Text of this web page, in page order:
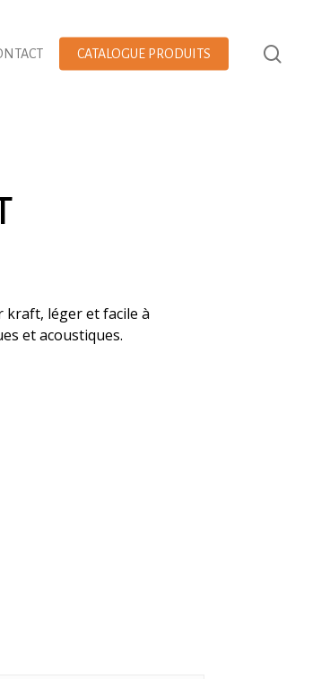
CATALOGUE PRODUITS
kraft, léger et facile à
et acoustiques.